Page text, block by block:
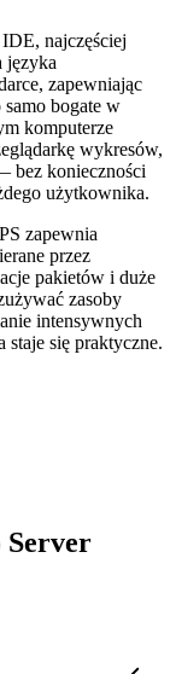
najczęściej
języka
zapewniając
bogate w
komputerze
wykresów,
bez konieczności
użytkownika.
zapewnia
przez
pakietów i duże
zasoby
intensywnych
się praktyczne.
Server